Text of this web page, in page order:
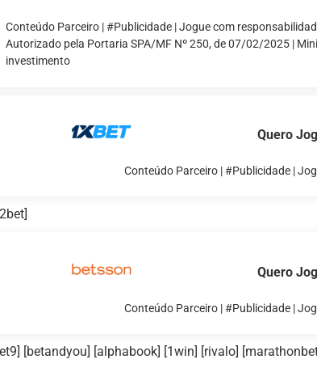
Conteúdo Parceiro | #Publicidade | Jogue com
Autorizado pela Portaria SPA/MF Nº 250, de 07/02/2025 |
investimento
Quero
Conteúdo Parceiro | #Publicidade |
Quero
Conteúdo Parceiro | #Publicidade |
[betandyou] [alphabook] [1win] [rivalo]